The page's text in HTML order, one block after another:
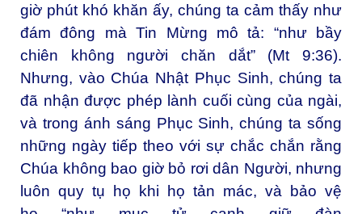
giờ phút khó khăn ấy, chúng ta cảm thấy như
đám đông mà Tin Mừng mô tả: “như bầy
chiên không người chăn dắt” (Mt 9:36).
Nhưng, vào Chúa Nhật Phục Sinh, chúng ta
đã nhận được phép lành cuối cùng của ngài,
và trong ánh sáng Phục Sinh, chúng ta sống
những ngày tiếp theo với sự chắc chắn rằng
Chúa không bao giờ bỏ rơi dân Người, nhưng
luôn quy tụ họ khi họ tản mác, và bảo vệ